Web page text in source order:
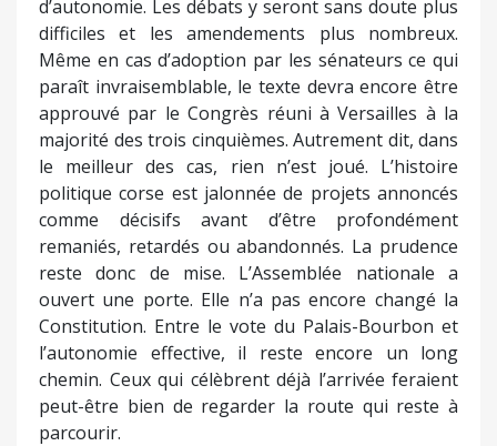
d’autonomie. Les débats y seront sans doute plus
difficiles et les amendements plus nombreux.
Même en cas d’adoption par les sénateurs ce qui
paraît invraisemblable, le texte devra encore être
approuvé par le Congrès réuni à Versailles à la
majorité des trois cinquièmes. Autrement dit, dans
le meilleur des cas, rien n’est joué. L’histoire
politique corse est jalonnée de projets annoncés
comme décisifs avant d’être profondément
remaniés, retardés ou abandonnés. La prudence
reste donc de mise. L’Assemblée nationale a
ouvert une porte. Elle n’a pas encore changé la
Constitution. Entre le vote du Palais-Bourbon et
l’autonomie effective, il reste encore un long
chemin. Ceux qui célèbrent déjà l’arrivée feraient
peut-être bien de regarder la route qui reste à
parcourir.